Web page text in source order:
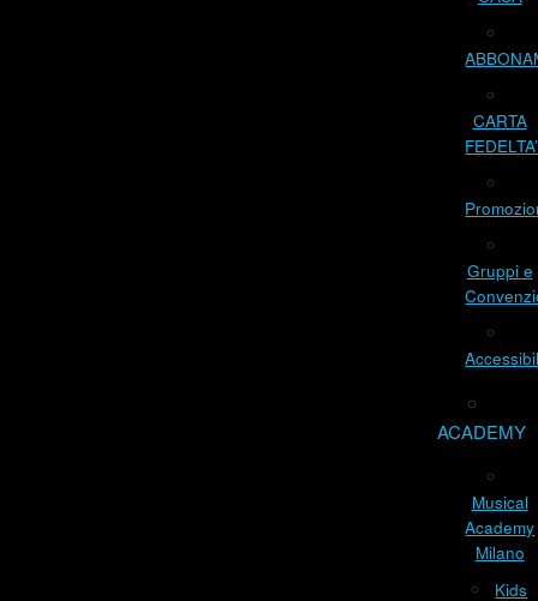
CARTA
FEDELTA’
Gruppi e
ACADEMY
Musical
Academy
Milano
Kids